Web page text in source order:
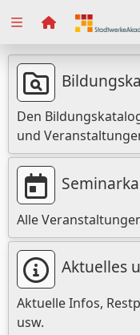
Zuklappen
Loading
Loading
Loading
Loading
Loading
Loading
Den
und
Alle
Aktuelles
Aktuelle Infos,
usw.